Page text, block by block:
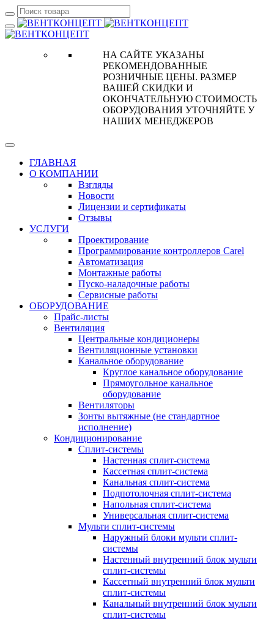
НА САЙТЕ УКАЗАНЫ
РЕКОМЕНДОВАННЫЕ
РОЗНИЧНЫЕ ЦЕНЫ. РАЗМЕР
ВАШЕЙ СКИДКИ И
ОКОНЧАТЕЛЬНУЮ СТОИМОСТЬ
ОБОРУДОВАНИЯ УТОЧНЯЙТЕ У
НАШИХ МЕНЕДЖЕРОВ
ГЛАВНАЯ
О КОМПАНИИ
Взгляды
Новости
Лицензии и сертификаты
Отзывы
УСЛУГИ
Проектирование
Программирование контроллеров Carel
Автоматизация
Монтажные работы
Пуско-наладочные работы
Сервисные работы
ОБОРУДОВАНИЕ
Прайс-листы
Вентиляция
Центральные кондиционеры
Вентиляционные установки
Канальное оборудование
Круглое канальное оборудование
Прямоугольное канальное
оборудование
Вентиляторы
Зонты вытяжные (не стандартное
исполнение)
Кондиционирование
Сплит-системы
Настенная сплит-система
Кассетная сплит-система
Канальная сплит-система
Подпотолочная сплит-система
Напольная сплит-система
Универсальная сплит-система
Мульти сплит-системы
Наружный блоки мульти сплит-
системы
Настенный внутренний блок мульти
сплит-системы
Кассетный внутренний блок мульти
сплит-системы
Канальный внутренний блок мульти
сплит-системы